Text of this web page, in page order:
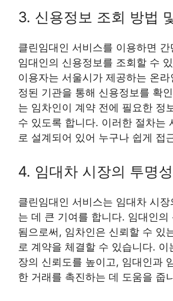
3. 신용정보 조회 방법
클린임대인 서비스를 이용하면 간
임대인의 신용정보를 조회할 수
이용자는 서울시가 제공하는 온라
정된 기관을 통해 신용정보를 확
는 임차인이 계약 전에 필요한 정
수 있도록 합니다. 이러한 절차는
로 설계되어 있어 누구나 쉽게 접
4. 임대차 시장의 투명
클린임대인 서비스는 임대차 시
는 데 큰 기여를 합니다. 임대인의
됨으로써, 임차인은 신뢰할 수 있
로 계약을 체결할 수 있습니다. 이
장의 신뢰도를 높이고, 임대인과
한 거래를 촉진하는 데 도움을 줍